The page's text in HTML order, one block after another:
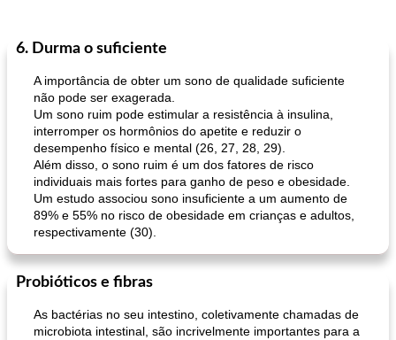
6. Durma o suficiente
A importância de obter um sono de qualidade suficiente
não pode ser exagerada.
Um sono ruim pode estimular a resistência à insulina,
interromper os hormônios do apetite e reduzir o
desempenho físico e mental (26, 27, 28, 29).
Além disso, o sono ruim é um dos fatores de risco
individuais mais fortes para ganho de peso e obesidade.
Um estudo associou sono insuficiente a um aumento de
89% e 55% no risco de obesidade em crianças e adultos,
respectivamente (30).
Probióticos e fibras
As bactérias no seu intestino, coletivamente chamadas de
microbiota intestinal, são incrivelmente importantes para a